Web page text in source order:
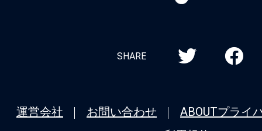
SHARE
運営会社 お問い合わせ ABOUTプライ